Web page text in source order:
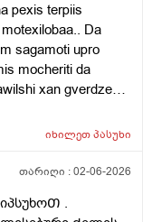
pexis terpiis
Da
sagamoti upro
mocheriti da
xan gverdze
tu balishze davde
sxva adgilebshi
tabashiri? Da ro
იხილეთპასუხი
თარიღი :02-06-2026
.